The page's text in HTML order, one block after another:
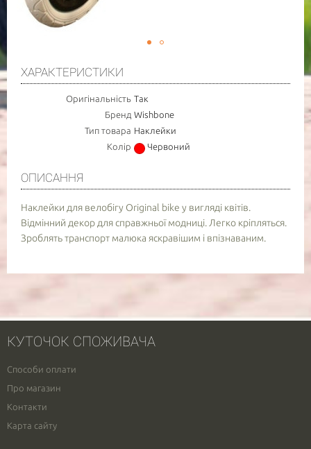
ХАРАКТЕРИСТИКИ
Оригінальність Так
Бренд Wishbone
Тип товара Наклейки
Колір
Червоний
ОПИСАННЯ
Наклейки для велобігу Original bike у вигляді квітів.
Відмінний декор для справжньої модниці. Легко кріпляться.
Зроблять транспорт малюка яскравішим і впізнаваним.
КУТОЧОК СПОЖИВАЧА
Способи оплати
Про магазин
Контакти
Карта сайту